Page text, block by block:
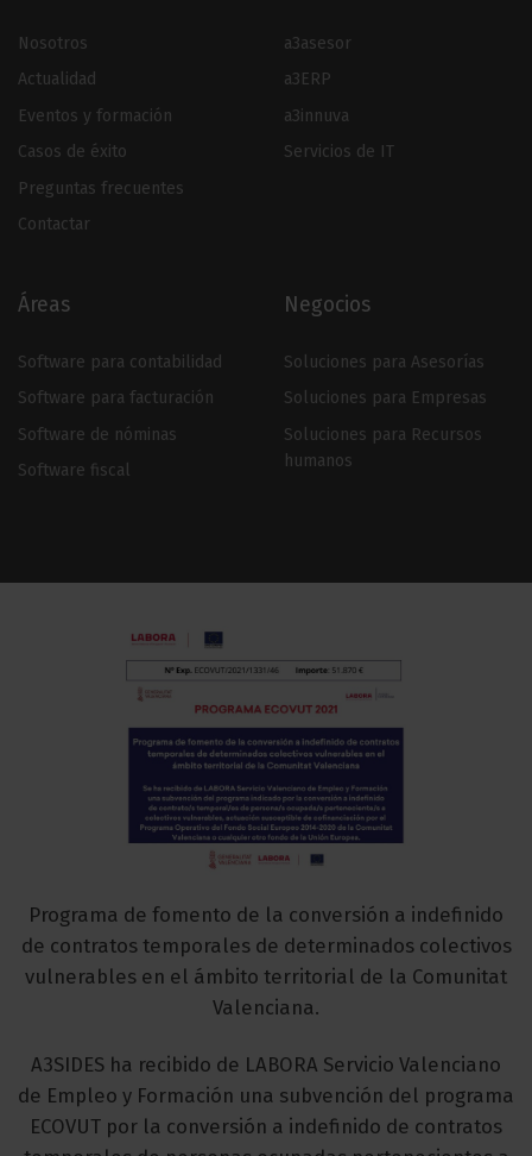
Nosotros
Actualidad
Eventos y formación
Casos de éxito
Preguntas frecuentes
Contactar
a3asesor
a3ERP
a3innuva
Servicios de IT
Áreas
Software para contabilidad
Software para facturación
Software de nóminas
Software fiscal
Negocios
Soluciones para Asesorías
Soluciones para Empresas
Soluciones para Recursos
humanos
Programa de fomento de la conversión a indefinido
de contratos temporales de determinados colectivos
vulnerables en el ámbito territorial de la Comunitat
Valenciana.
A3SIDES ha recibido de LABORA Servicio Valenciano
de Empleo y Formación una subvención del programa
ECOVUT por la conversión a indefinido de contratos